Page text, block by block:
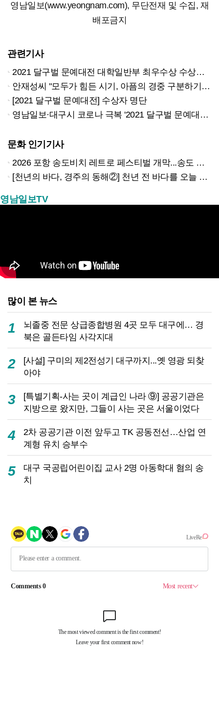
영남일보(www.yeongnam.com), 무단전재 및 수집, 재
배포금지
관련기사
2021 달구벌 문예대전 대학일반부 최우수상 수상작-안재성 '공존'
안재성씨 "모두가 힘든 시기, 아픔의 경중 구분하기보다 서로의 심정 알아줬으면 하는 바람 글에 담아"
[2021 달구벌 문예대전] 수상자 명단
영남일보·대구시 코로나 극복 '2021 달구벌 문예대전' 안재성씨 '공존' 성인부 최우수상
문화 인기기사
2026 포항 송도비치 레트로 페스티벌 개막...송도 밤바다 달군 레트로 열기
[천년의 바다, 경주의 동해②] 천년 전 바다를 오늘 만나는 방법
영남일보TV
많이 본 뉴스
1
뇌졸중 전문 상급종합병원 4곳 모두 대구에… 경
북은 골든타임 사각지대
2
[사설] 구미의 제2전성기 대구까지...옛 영광 되찾
아야
3
[특별기획-사는 곳이 계급인 나라 ⑨] 공공기관은
지방으로 왔지만, 그들이 사는 곳은 서울이었다
4
2차 공공기관 이전 앞두고 TK 공동전선…산업 연
계형 유치 승부수
5
대구 국공립어린이집 교사 2명 아동학대 혐의 송
치